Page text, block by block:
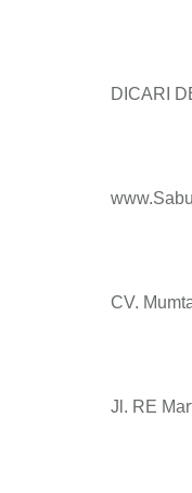
DICARI
CV.
Jl. RE